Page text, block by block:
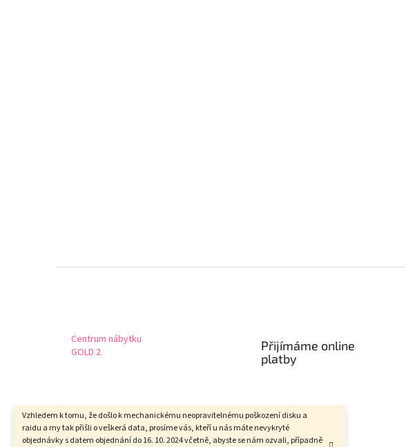
Vzhledem k tomu, že došlo k mechanickému neopravitelnému poškození disku a
raidu a my tak přišli o veškerá data, prosíme vás, kteří u nás máte nevykryté
objednávky s datem objednání do 16. 10. 2024 včetně, abyste se nám ozvali, případně
Centrum nábytku
GOLD 2
Přijímáme online
platby